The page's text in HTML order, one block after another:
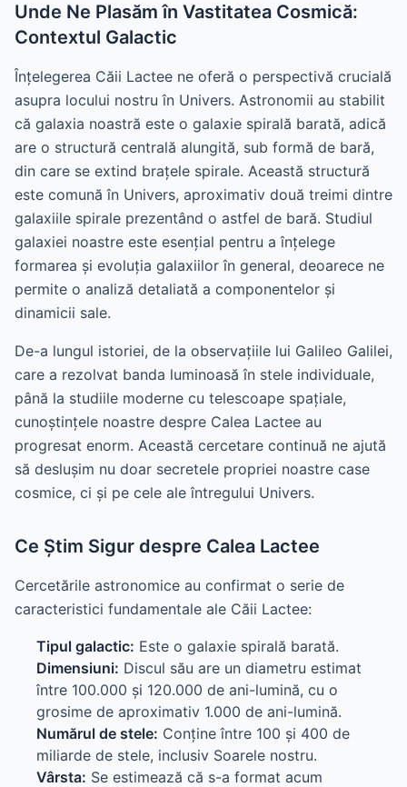
Unde Ne Plasăm în Vastitatea Cosmică:
Contextul Galactic
Înțelegerea Căii Lactee ne oferă o perspectivă crucială
asupra locului nostru în Univers. Astronomii au stabilit
că galaxia noastră este o galaxie spirală barată, adică
are o structură centrală alungită, sub formă de bară,
din care se extind brațele spirale. Această structură
este comună în Univers, aproximativ două treimi dintre
galaxiile spirale prezentând o astfel de bară. Studiul
galaxiei noastre este esențial pentru a înțelege
formarea și evoluția galaxiilor în general, deoarece ne
permite o analiză detaliată a componentelor și
dinamicii sale.
De-a lungul istoriei, de la observațiile lui Galileo Galilei,
care a rezolvat banda luminoasă în stele individuale,
până la studiile moderne cu telescoape spațiale,
cunoștințele noastre despre Calea Lactee au
progresat enorm. Această cercetare continuă ne ajută
să deslușim nu doar secretele propriei noastre case
cosmice, ci și pe cele ale întregului Univers.
Ce Știm Sigur despre Calea Lactee
Cercetările astronomice au confirmat o serie de
caracteristici fundamentale ale Căii Lactee:
Tipul galactic: Este o galaxie spirală barată.
Dimensiuni: Discul său are un diametru estimat
între 100.000 și 120.000 de ani-lumină, cu o
grosime de aproximativ 1.000 de ani-lumină.
Numărul de stele: Conține între 100 și 400 de
miliarde de stele, inclusiv Soarele nostru.
Vârsta: Se estimează că s-a format acum